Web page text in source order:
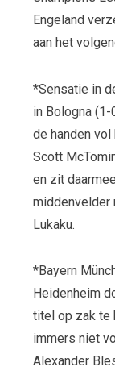
Engeland
aan het
*Sensatie in
in Bologna
de handen
Scott
en zit
middenvelder
Lukaku.
*Bayern
Heidenheim
titel op zak te
immers niet
Alexander